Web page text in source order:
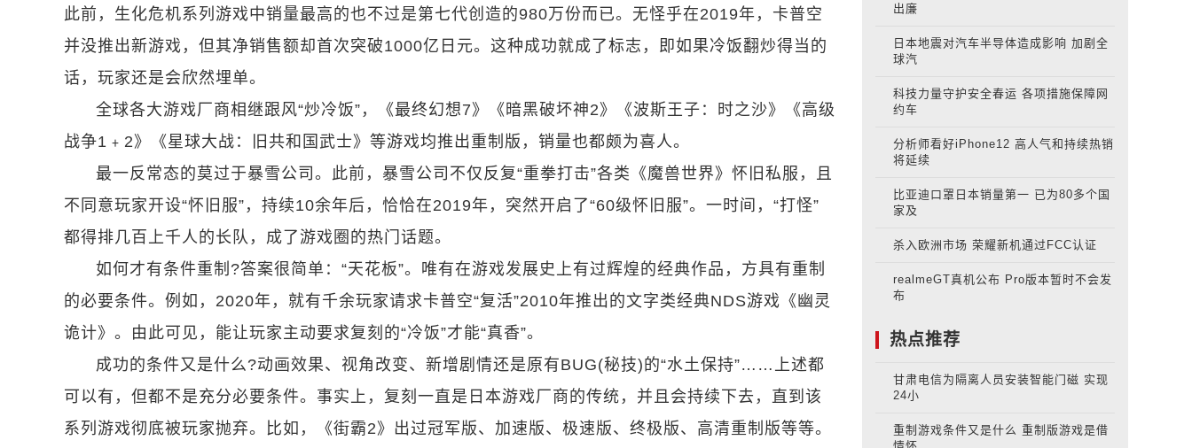
此前，生化危机系列游戏中销量最高的也不过是第七代创造的980万份而已。无怪乎在2019年，卡普空
并没推出新游戏，但其净销售额却首次突破1000亿日元。这种成功就成了标志，即如果冷饭翻炒得当的
话，玩家还是会欣然埋单。
全球各大游戏厂商相继跟风“炒冷饭”，《最终幻想7》《暗黑破坏神2》《波斯王子：时之沙》《高级
战争1﹢2》《星球大战：旧共和国武士》等游戏均推出重制版，销量也都颇为喜人。
最一反常态的莫过于暴雪公司。此前，暴雪公司不仅反复“重拳打击”各类《魔兽世界》怀旧私服，且
不同意玩家开设“怀旧服”，持续10余年后，恰恰在2019年，突然开启了“60级怀旧服”。一时间，“打怪”
都得排几百上千人的长队，成了游戏圈的热门话题。
如何才有条件重制?答案很简单：“天花板”。唯有在游戏发展史上有过辉煌的经典作品，方具有重制
的必要条件。例如，2020年，就有千余玩家请求卡普空“复活”2010年推出的文字类经典NDS游戏《幽灵
诡计》。由此可见，能让玩家主动要求复刻的“冷饭”才能“真香”。
成功的条件又是什么?动画效果、视角改变、新增剧情还是原有BUG(秘技)的“水土保持”……上述都
可以有，但都不是充分必要条件。事实上，复刻一直是日本游戏厂商的传统，并且会持续下去，直到该
系列游戏彻底被玩家抛弃。比如，《街霸2》出过冠军版、加速版、极速版、终极版、高清重制版等等。
出廉
日本地震对汽车半导体造成影响 加剧全
球汽
科技力量守护安全春运 各项措施保障网
约车
分析师看好iPhone12 高人气和持续热销
将延续
比亚迪口罩日本销量第一 已为80多个国
家及
杀入欧洲市场 荣耀新机通过FCC认证
realmeGT真机公布 Pro版本暂时不会发
布
热点推荐
甘肃电信为隔离人员安装智能门磁 实现
24小
重制游戏条件又是什么 重制版游戏是借